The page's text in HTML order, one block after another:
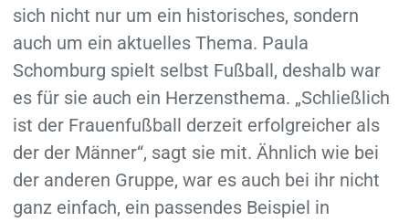
sich nicht nur um ein historisches, sondern
auch um ein aktuelles Thema. Paula
Schomburg spielt selbst Fußball, deshalb war
es für sie auch ein Herzensthema. „Schließlich
ist der Frauenfußball derzeit erfolgreicher als
der der Männer“, sagt sie mit. Ähnlich wie bei
der anderen Gruppe, war es auch bei ihr nicht
ganz einfach, ein passendes Beispiel in